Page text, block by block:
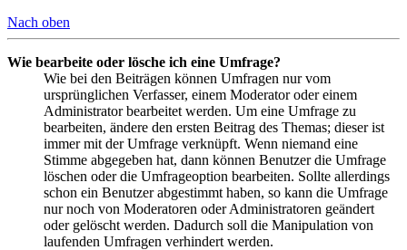
Nach oben
Wie bearbeite oder lösche ich eine Umfrage?
Wie bei den Beiträgen können Umfragen nur vom
ursprünglichen Verfasser, einem Moderator oder einem
Administrator bearbeitet werden. Um eine Umfrage zu
bearbeiten, ändere den ersten Beitrag des Themas; dieser ist
immer mit der Umfrage verknüpft. Wenn niemand eine
Stimme abgegeben hat, dann können Benutzer die Umfrage
löschen oder die Umfrageoption bearbeiten. Sollte allerdings
schon ein Benutzer abgestimmt haben, so kann die Umfrage
nur noch von Moderatoren oder Administratoren geändert
oder gelöscht werden. Dadurch soll die Manipulation von
laufenden Umfragen verhindert werden.